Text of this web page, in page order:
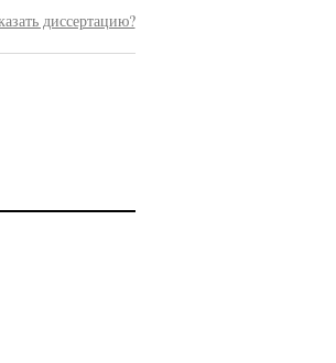
диссертацию?